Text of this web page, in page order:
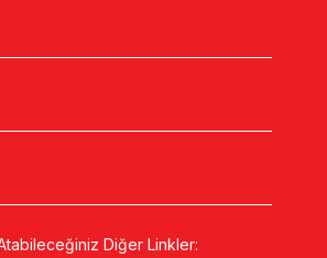
Diğer Linkler: